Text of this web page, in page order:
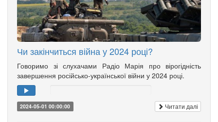
Чи закінчиться війна у 2024 році?
Говоримо зі слухачами Радіо Марія про вірогідність
завершення російсько-української війни у 2024 році.
2024-05-01 00:00:00 Читати далі